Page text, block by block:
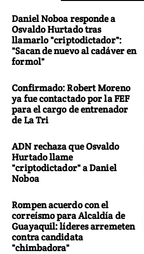
Daniel Noboa responde a
Osvaldo Hurtado tras
llamarlo "criptodictador":
"Sacan de nuevo al cadáver en
formol"
Confirmado: Robert Moreno
ya fue contactado por la FEF
para el cargo de entrenador
de La Tri
ADN rechaza que Osvaldo
Hurtado llame
"criptodictador" a Daniel
Noboa
Rompen acuerdo con el
correísmo para Alcaldía de
Guayaquil: líderes arremeten
contra candidata
"chimbadora"